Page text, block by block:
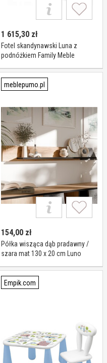
1 615,30 zł
Fotel skandynawski Luna z
podnóżkiem Family Meble
meblepumo.pl
154,00 zł
Półka wisząca dąb pradawny /
szara mat 130 x 20 cm Luno
Empik.com